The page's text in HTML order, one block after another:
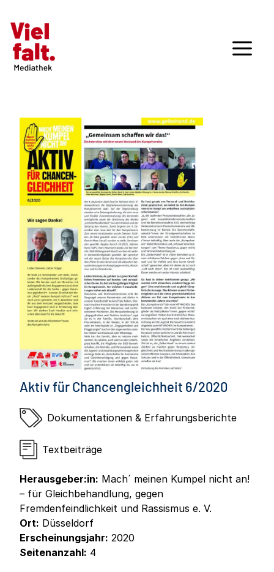
Aktiv für Chancengleichheit 6/2020
Dokumentationen & Erfahrungsberichte
Textbeiträge
Herausgeber:in: Mach´ meinen Kumpel nicht an!
– für Gleichbehandlung, gegen
Fremdenfeindlichkeit und Rassismus e. V.
Ort: Düsseldorf
Erscheinungsjahr: 2020
Seitenanzahl: 4